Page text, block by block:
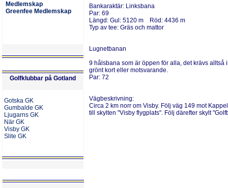
Medlemskap
Greenfee Medlemskap
Golfk lubbar på Got land
Gotska GK
Gumbalde GK
Ljugarns GK
När GK
Visby GK
Slite GK
Bankaraktär: Linksbana
Par: 69
Längd: Gul: 5120 m Röd: 4436 m
Typ av tee: Gräs och mattor
Lugnetbanan
9 hålsbana som är öppen för alla, det krävs alltså
grönt kort eller motsvarande.
Par: 72
Vägbeskrivning:
Circa 2 km norr om Visby. Följ väg 149 mot
till skylten "Visby flygplats". Följ därefter skylt